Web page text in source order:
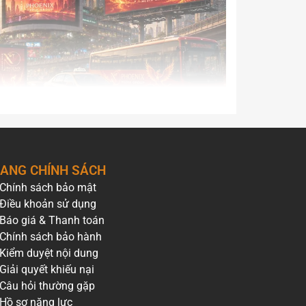
đến hàng tỷ đồng mỗi năm. Mức giá này
LED…), vị trí đặt quảng cáo đắc địa, kích
khảo ngay bảng giá quảng cáo ngoài trời
CHÍNH SÁCH
Chính sách bảo mật
Điều khoản sử dụng
Báo giá & Thanh toán
Chính sách bảo hành
Kiểm duyệt nội dung
Giải quyết khiếu nại
Câu hỏi thường gặp
Hồ sơ năng lực